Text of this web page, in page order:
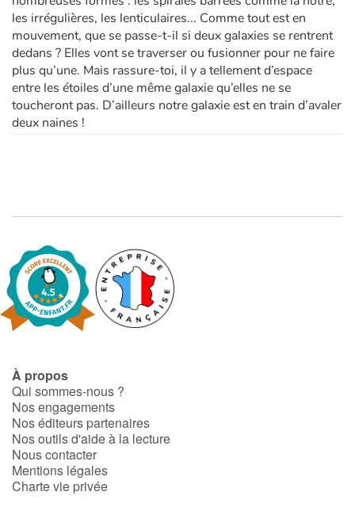
les irrégulières, les lenticulaires... Comme tout est en
mouvement, que se passe-t-il si deux galaxies se rentrent
dedans ? Elles vont se traverser ou fusionner pour ne faire
plus qu’une. Mais rassure-toi, il y a tellement d’espace
entre les étoiles d’une même galaxie qu’elles ne se
toucheront pas. D’ailleurs notre galaxie est en train d’avaler
deux naines !
À propos
Qui sommes-nous ?
Nos engagements
Nos éditeurs partenaires
Nos outils d'aide à la lecture
Nous contacter
Mentions légales
Charte vie privée